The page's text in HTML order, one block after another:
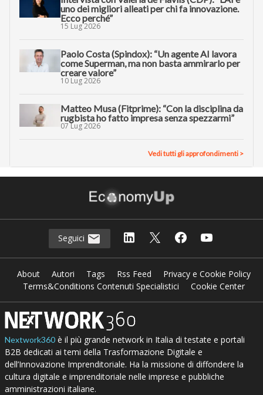
uno dei migliori alleati per chi fa innovazione.
Ecco perché”
15 Lug 2026
Paolo Costa (Spindox): “Un agente AI lavora
come Superman, ma non basta ammirarlo per
creare valore”
10 Lug 2026
Matteo Musa (Fitprime): “Con la disciplina da
rugbista ho fatto impresa senza spezzarmi”
07 Lug 2026
Vedi tutti gli approfondimenti >
Seguici
About Autori Tags Rss Feed
Privacy e Cookie Policy
Terms&Conditions Contenuti Specialistici
Cookie Center
Nextwork360è il più grande network in Italia di testate e portali
B2B dedicati ai temi della Trasformazione Digitale e
dell’Innovazione Imprenditoriale. Ha la missione di diffondere la
cultura digitale e imprenditoriale nelle imprese e pubbliche
amministrazioni italiane.